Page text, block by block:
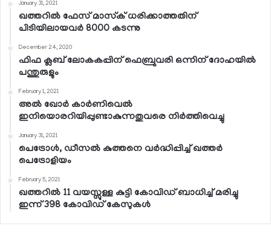
January 31, 2021
ഖത്തറില്‍ ഫേസ് മാസ്‌ക് ധരിക്കാത്തതിന്
പിടിയിലായവര്‍ 8000 കടന്നു
December 24, 2020
ഫിഫ ക്ലബ് ലോകകപ്പിന് ഫെബ്രുവരി ഒന്നിന് ദോഹയില്‍
പന്തുരുളും
February 1, 2021
അല്‍ ഖോര്‍ കാര്‍ണിവെല്‍
ഇനിയൊരറിയിപ്പുണ്ടാകുന്നതുവരെ നിര്‍ത്തിവെച്ചു
January 31, 2021
പെട്രോള്‍, ഡീസല്‍ കുത്തനെ വര്‍ദ്ധിപ്പിച്ച് ഖത്തര്‍
പെട്രോളിയം
February 5, 2021
ഖത്തറില്‍ 11 വയസ്സുള്ള കുട്ടി കോവിഡ് ബാധിച്ച് മരിച്ചു
ഇന്ന് 398 കോവിഡ് കേസുകള്‍